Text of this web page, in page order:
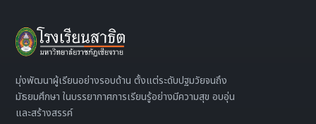
มุ่งพัฒนาผู้เรียนอย่างรอบด้าน ตั้งแต่ระดับปฐมวัยจนถึง
มัธยมศึกษา ในบรรยากาศการเรียนรู้อย่างมีความสุข อบอุ่น
และสร้างสรรค์